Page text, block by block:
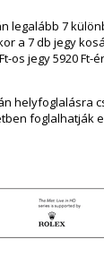
legalább 7
a 7 db jegy
jegy 5920 Ft-
helyfoglalásra
foglalhatják